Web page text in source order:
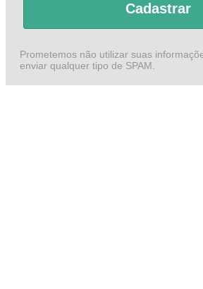
Cadastrar
Prometemos não utilizar suas
enviar qualquer tipo de SPAM.